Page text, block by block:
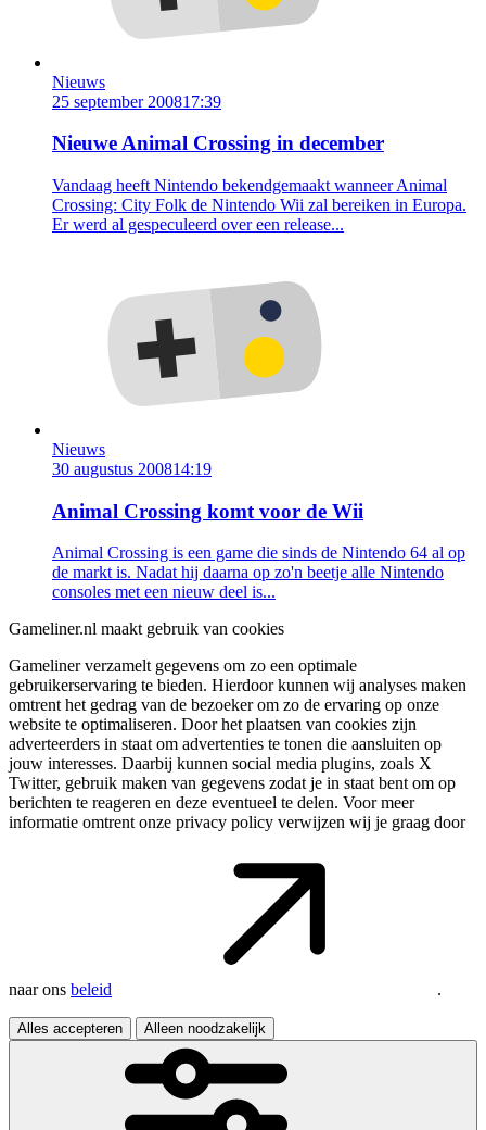
Nieuws
25 september 200817:39
Nieuwe Animal Crossing in december
Vandaag heeft Nintendo bekendgemaakt wanneer Animal
Crossing: City Folk de Nintendo Wii zal bereiken in Europa.
Er werd al gespeculeerd over een release...
Nieuws
30 augustus 200814:19
Animal Crossing komt voor de Wii
Animal Crossing is een game die sinds de Nintendo 64 al op
de markt is. Nadat hij daarna op zo'n beetje alle Nintendo
consoles met een nieuw deel is...
Gameliner.nl maakt gebruik van cookies
Gameliner verzamelt gegevens om zo een optimale
gebruikerservaring te bieden. Hierdoor kunnen wij analyses maken
omtrent het gedrag van de bezoeker om zo de ervaring op onze
website te optimaliseren. Door het plaatsen van cookies zijn
adverteerders in staat om advertenties te tonen die aansluiten op
jouw interesses. Daarbij kunnen social media plugins, zoals X
Twitter, gebruik maken van gegevens zodat je in staat bent om op
berichten te reageren en deze eventueel te delen. Voor meer
informatie omtrent onze privacy policy verwijzen wij je graag door
naar ons beleid .
Alles accepteren Alleen noodzakelijk